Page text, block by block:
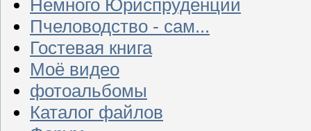
Немного Юриспруденции
Пчеловодство - сам...
Гостевая книга
Моё видео
фотоальбомы
Каталог файлов